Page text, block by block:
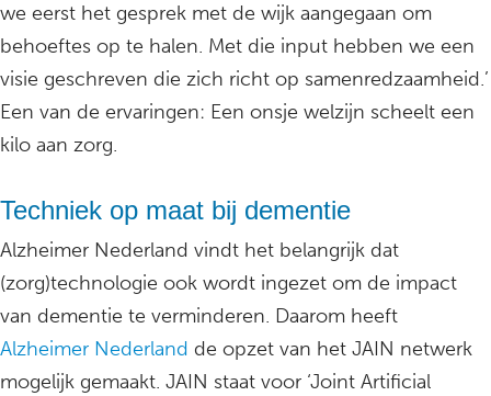
we eerst het gesprek met de wijk aangegaan om
behoeftes op te halen. Met die input hebben we een
visie geschreven die zich richt op samenredzaamheid.’
Een van de ervaringen: Een onsje welzijn scheelt een
kilo aan zorg.
Techniek op maat bij dementie
Alzheimer Nederland vindt het belangrijk dat
(zorg)technologie ook wordt ingezet om de impact
van dementie te verminderen. Daarom heeft
Alzheimer Nederland de opzet van het JAIN netwerk
mogelijk gemaakt. JAIN staat voor ‘Joint Artificial